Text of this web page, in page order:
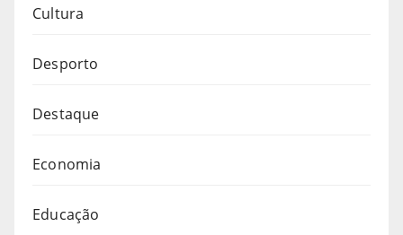
Cultura
Desporto
Destaque
Economia
Educação